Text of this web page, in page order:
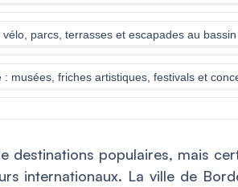
parcs, terrasses et escapades au bassin
: musées, friches artistiques, festivals et
destinations populaires, mais
internationaux. La ville de